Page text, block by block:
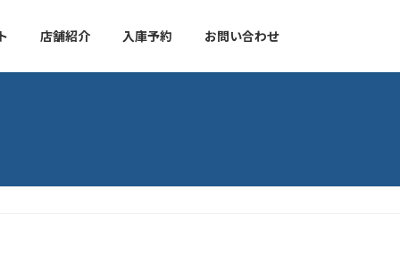
店舗紹介 入庫予約 お問い合わせ